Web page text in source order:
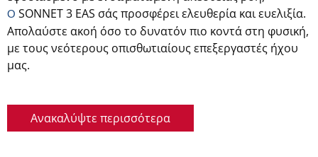
Ο SONNET 3 EAS σάς προσφέρει ελευθερία και ευελιξία.
Απολαύστε ακοή όσο το δυνατόν πιο κοντά στη φυσική,
με τους νεότερους οπισθωτιαίους επεξεργαστές ήχου
μας.
Ανακαλύψτε περισσότερα